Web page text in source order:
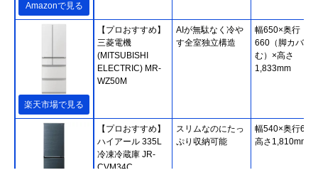
Amazonで見る
楽天市場で見る
【プロおすすめ】
三菱電機
(MITSUBISHI
ELECTRIC) MR-
WZ50M
AIが無駄なく冷や
す全室独立構造
幅650×奥行
660（脚カバー
む）×高さ
1,833mm
【プロおすすめ】
ハイアール 335L
冷凍冷蔵庫 JR-
CVM34C
スリムなのにたっ
ぷり収納可能
幅540×奥行
高さ1,810mm